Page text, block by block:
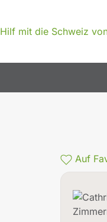
Hilf mit die Schweiz
Auf